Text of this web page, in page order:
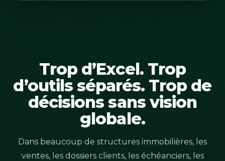
Trop d’Excel. Trop
d’outils séparés. Trop de
décisions sans vision
globale.
Dans beaucoup de structures immobilières, les
ventes, les dossiers clients, les échéanciers, les